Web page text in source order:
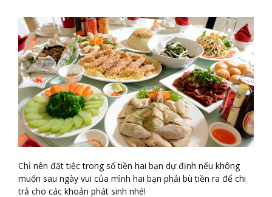
Chỉ nên đặt tiệc trong số tiền hai bạn dự định nếu không
muốn sau ngày vui của mình hai bạn phải bù tiền ra để chi
trả cho các khoản phát sinh nhé!